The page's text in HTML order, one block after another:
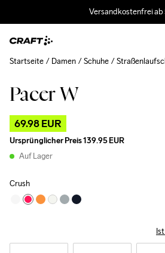
Versandkostenfrei
Pacer W
69.98 EUR
Ursprünglicher Preis139.95 EUR
Auf Lager
Crush
Startseite Damen Schuhe
Outlet